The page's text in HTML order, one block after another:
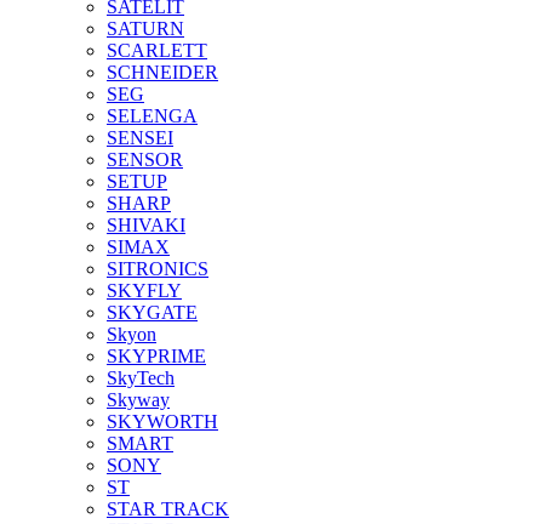
SATELIT
SATURN
SCARLETT
SCHNEIDER
SEG
SELENGA
SENSEI
SENSOR
SETUP
SHARP
SHIVAKI
SIMAX
SITRONICS
SKYFLY
SKYGATE
Skyon
SKYPRIME
SkyTech
Skyway
SKYWORTH
SMART
SONY
ST
STAR TRACK